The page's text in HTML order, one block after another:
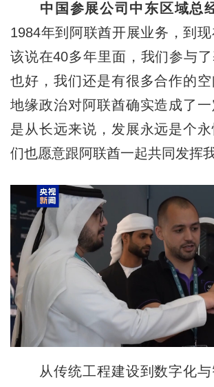
中国参展公司中东区域总
1984年到阿联酋开展业务，到
该说在40多年里面，我们参与
也好，我们还是有很多合作的
地缘政治对阿联酋确实造成了
是从长远来说，发展永远是个
们也愿意跟阿联酋一起共同发挥
从传统工程建设到数字化与